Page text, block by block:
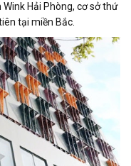
Hải Phòng, cơ sở thứ
tại miền Bắc.